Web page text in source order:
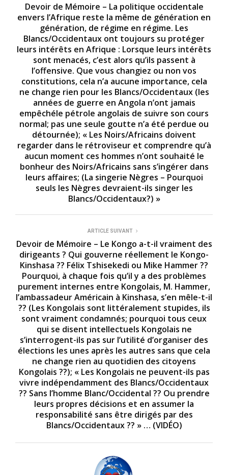
Devoir de Mémoire – La politique occidentale
envers l’Afrique reste la même de génération en
génération, de régime en régime. Les
Blancs/Occidentaux ont toujours su protéger
leurs intérêts en Afrique : Lorsque leurs intérêts
sont menacés, c’est alors qu’ils passent à
l’offensive. Que vous changiez ou non vos
constitutions, cela n’a aucune importance, cela
ne change rien pour les Blancs/Occidentaux (les
années de guerre en Angola n’ont jamais
empêchéle pétrole angolais de suivre son cours
normal; pas une seule goutte n’a été perdue ou
détournée); « Les Noirs/Africains doivent
regarder dans le rétroviseur et comprendre qu’à
aucun moment ces hommes n’ont souhaité le
bonheur des Noirs/Africains sans s’ingérer dans
leurs affaires; (La singerie Nègres – Pourquoi
seuls les Nègres devraient-ils singer les
Blancs/Occidentaux?) »
ARTICLE SUIVANT
Devoir de Mémoire – Le Kongo a-t-il vraiment des
dirigeants ? Qui gouverne réellement le Kongo-
Kinshasa ?? Félix Tshisekedi ou Mike Hammer ??
Pourquoi, à chaque fois qu’il y a des problèmes
purement internes entre Kongolais, M. Hammer,
l’ambassadeur Américain à Kinshasa, s’en mêle-t-il
?? (Les Kongolais sont littéralement stupides, ils
sont vraiment condamnés; pourquoi tous ceux
qui se disent intellectuels Kongolais ne
s’interrogent-ils pas sur l’utilité d’organiser des
élections les unes après les autres sans que cela
ne change rien au quotidien des citoyens
Kongolais ??); « Les Kongolais ne peuvent-ils pas
vivre indépendamment des Blancs/Occidentaux
?? Sans l’homme Blanc/Occidental ?? Ou prendre
leurs propres décisions et en assumer la
responsabilité sans être dirigés par des
Blancs/Occidentaux ?? » … (VIDÉO)